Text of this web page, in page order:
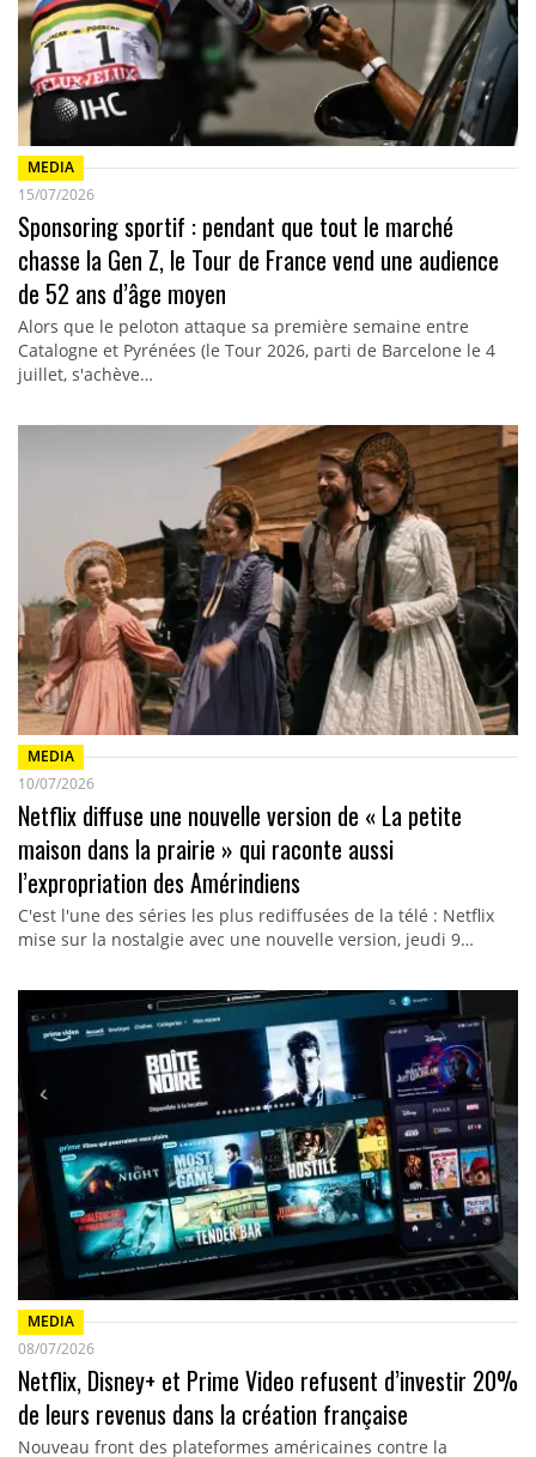
MEDIA
15/07/2026
Sponsoring sportif : pendant que tout le marché
chasse la Gen Z, le Tour de France vend une audience
de 52 ans d’âge moyen
Alors que le peloton attaque sa première semaine entre
Catalogne et Pyrénées (le Tour 2026, parti de Barcelone le 4
juillet, s'achève…
MEDIA
10/07/2026
Netflix diffuse une nouvelle version de « La petite
maison dans la prairie » qui raconte aussi
l’expropriation des Amérindiens
C'est l'une des séries les plus rediffusées de la télé : Netflix
mise sur la nostalgie avec une nouvelle version, jeudi 9…
MEDIA
08/07/2026
Netflix, Disney+ et Prime Video refusent d’investir 20%
de leurs revenus dans la création française
Nouveau front des plateformes américaines contre la